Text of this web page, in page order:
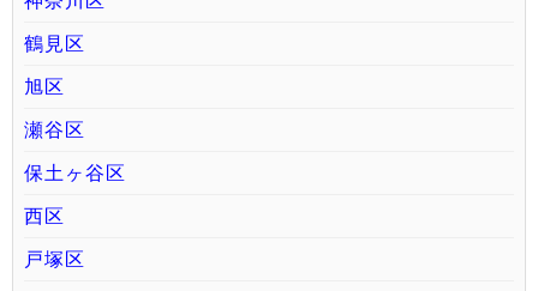
鶴見区
旭区
瀬谷区
保土ヶ谷区
西区
戸塚区